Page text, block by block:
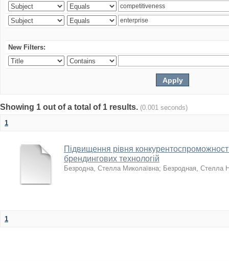
New Filters:
Showing 1 out of a total of 1 results. (0.001 seconds)
1
Підвищення рівня
брендингових технологій
Безродна, Стелла Миколаївна; Безродная, Стелла
1